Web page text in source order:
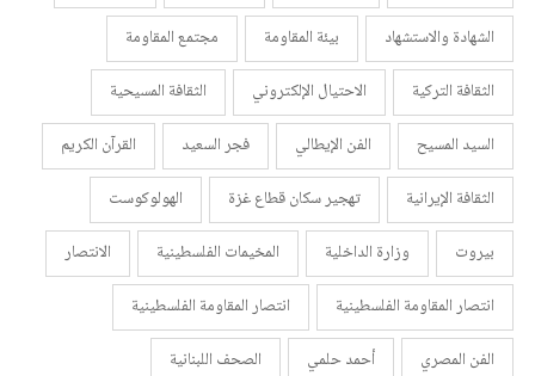
الشهادة والاستشهاد
بيئة المقاومة
مجتمع المقاومة
الثقافة التركية
الاحتيال الإلكتروني
الثقافة المسيحية
السيد المسيح
الفن الإيطالي فجر السعيد
القرآن الكريم
الثقافة الإيرانية
تهجير سكان قطاع غزة
الهولوكوست
بيروت
وزارة الداخلية المخيمات الفلسطينية
الانتصار
انتصار المقاومة الفلسطينية
انتصار المقاومة الفلسطينية
الفن المصري
أحمد حلمي
الصحف اللبنانية